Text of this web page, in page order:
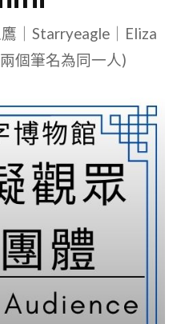
｜Starryeagle｜Eliza
個筆名為同一人)